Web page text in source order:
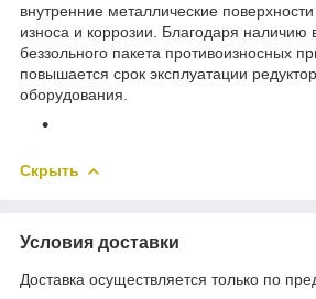
внутренние металлические
износа и коррозии. Благодаря наличию
беззольного пакета противоизносных
повышается срок эксплуатации
оборудования.
Скрыть
Условия доставки
Доставка осуществляется только по